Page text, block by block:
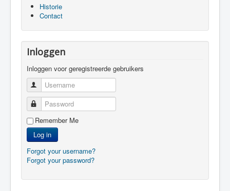
Historie
Contact
Inloggen
Inloggen voor geregistreerde gebruikers
Username
Password
Remember Me
Log in
Forgot your username?
Forgot your password?